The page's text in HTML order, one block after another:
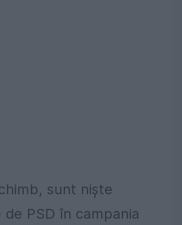
sunt nişte
PSD în campania